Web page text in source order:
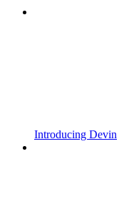
Introducing Devin